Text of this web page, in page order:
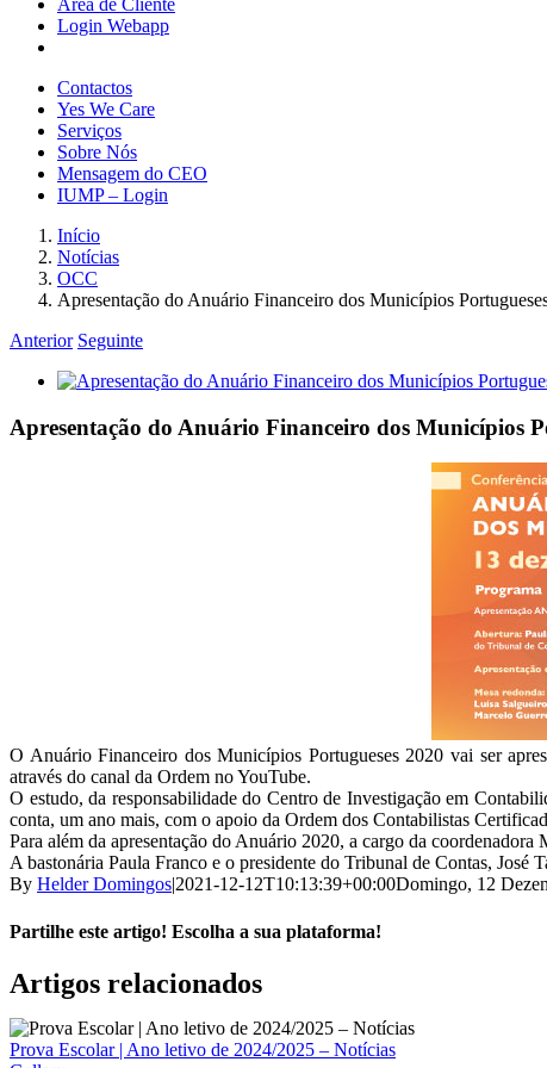
Área de Cliente
Login Webapp
Contactos
Yes We Care
Serviços
Sobre Nós
Mensagem do CEO
IUMP – Login
Início
Notícias
OCC
Apresentação do Anuário Financeiro dos Municípios
Anterior Seguinte
View
Image
Apresentação do Anuário Financeiro dos Municípios
O Anuário Financeiro dos Municípios Portugueses 2020 vai ser
através do canal da Ordem no YouTube.
O estudo, da responsabilidade do Centro de Investigação em
conta, um ano mais, com o apoio da Ordem dos Contabilistas
Para além da apresentação do Anuário 2020, a cargo da coordenadora
A bastonária Paula Franco e o presidente do Tribunal de Contas, José
By Helder Domingos|2021-12-12T10:13:39+00:00Domingo, 12
Partilhe este artigo! Escolha a sua plataforma!
Facebook
X
Reddit
LinkedIn
WhatsApp
Tumblr
Pinterest
Vk
Email
(necessário
mas
não
publicado)
Artigos relacionados
Prova Escolar | Ano letivo de 2024/2025 – Notícias